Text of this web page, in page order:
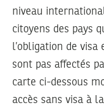
niveau
citoyens des pays
l’obligation de
sont pas affectés
carte ci-dessous
accès sans visa à